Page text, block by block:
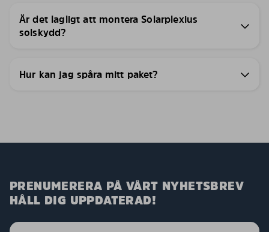
Är det lagligt att montera Solarplexius
solskydd?
Hur kan jag spåra mitt paket?
PRENUMERERA PÅ VÅRT NYHETSBREV
HÅLL DIG UPPDATERAD!